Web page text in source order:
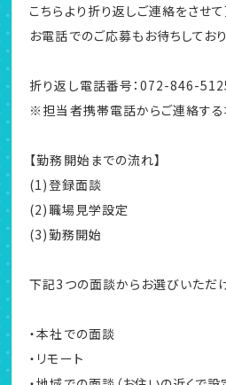
こちらより折り返しご連絡をさせて
お電話でのご応募もお待ちしており
折り返し電話番号：072-846-
※担当者携帯電話からご連絡する
【勤務開始までの流れ】
(1)登録面談
(2)職場見学設定
(3)勤務開始
下記3つの面談からお選びいただけ
・本社での面談
・リモート